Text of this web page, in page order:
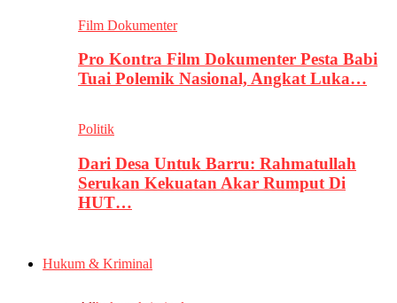
Film Dokumenter
Pro Kontra Film Dokumenter Pesta Babi
Tuai Polemik Nasional, Angkat Luka…
Politik
Dari Desa Untuk Barru: Rahmatullah
Serukan Kekuatan Akar Rumput Di
HUT…
Hukum & Kriminal